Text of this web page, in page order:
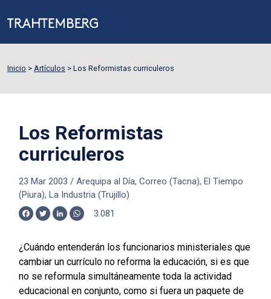
Inicio > Artículos > Los Reformistas curriculeros
Los Reformistas
curriculeros
23 Mar 2003 / Arequipa al Día, Correo (Tacna), El Tiempo
(Piura), La Industria (Trujillo)
Facebook
TwitterLinkedInWhatsApp
3.081
¿Cuándo entenderán los funcionarios ministeriales que
cambiar un currículo no reforma la educación, si es que
no se reformula simultáneamente toda la actividad
educacional en conjunto, como si fuera un paquete de